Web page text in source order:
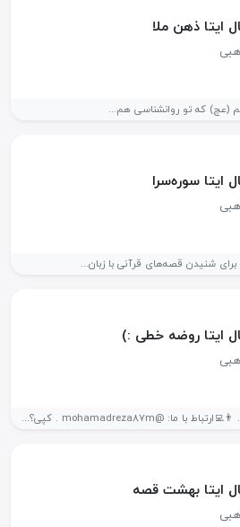
ایتا ذهن ملا
(عج) که تو روانشناسی هم...
ایتا سوره‌سرا
شنیدن قصه‌های قرآنی با زبان...
ایتا روضه خطی :)
|•حسین آرزومه | حسین آبرومه•| . 👨‍💻ارتباط با ما: @mohamadreza87m . کپی؟فقط‌با‌ذکر‌صلوات‌برای‌فرج🙏🌱...
ایتا بهشت قصه